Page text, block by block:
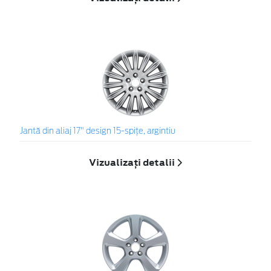
Jantă din aliaj 17" design 15-spiţe, argintiu
Vizualizați detalii